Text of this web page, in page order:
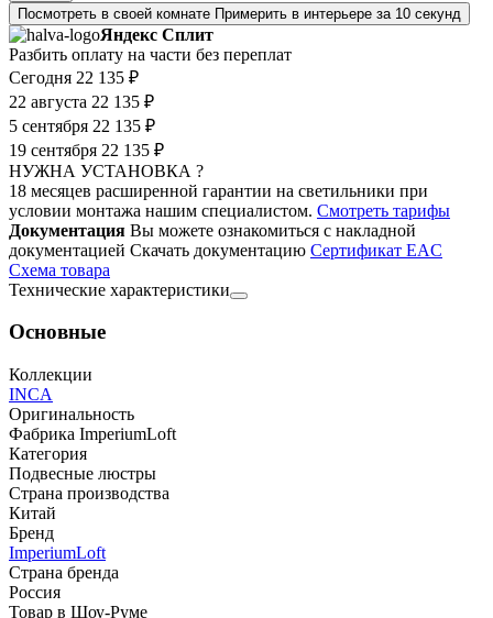
Посмотреть в своей комнате Примерить в интерьере за 10 секунд
Яндекс Сплит
Разбить оплату на части без переплат
Сегодня 22 135 ₽
22 августа 22 135 ₽
5 сентября 22 135 ₽
19 сентября 22 135 ₽
НУЖНА УСТАНОВКА ?
18 месяцев расширенной гарантии на светильники при
условии монтажа нашим специалистом. Смотреть тарифы
Документация Вы можете ознакомиться с накладной
документацией Скачать документацию Cертификат EAC
Cхема товара
Технические характеристики
Основные
Коллекции
INCA
Оригинальность
Фабрика ImperiumLoft
Категория
Подвесные люстры
Страна производства
Китай
Бренд
ImperiumLoft
Страна бренда
Россия
Товар в Шоу-Руме